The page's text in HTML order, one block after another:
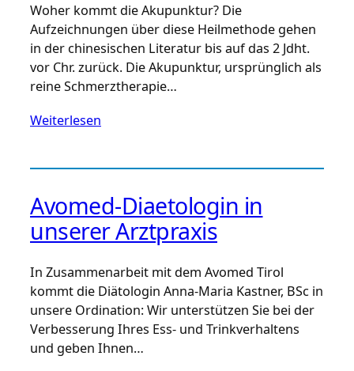
Woher kommt die Akupunktur? Die
Aufzeichnungen über diese Heilmethode gehen
in der chinesischen Literatur bis auf das 2 Jdht.
vor Chr. zurück. Die Akupunktur, ursprünglich als
reine Schmerztherapie…
Weiterlesen
Avomed-Diaetologin in
unserer Arztpraxis
In Zusammenarbeit mit dem Avomed Tirol
kommt die Diätologin Anna-Maria Kastner, BSc in
unsere Ordination: Wir unterstützen Sie bei der
Verbesserung Ihres Ess- und Trinkverhaltens
und geben Ihnen…